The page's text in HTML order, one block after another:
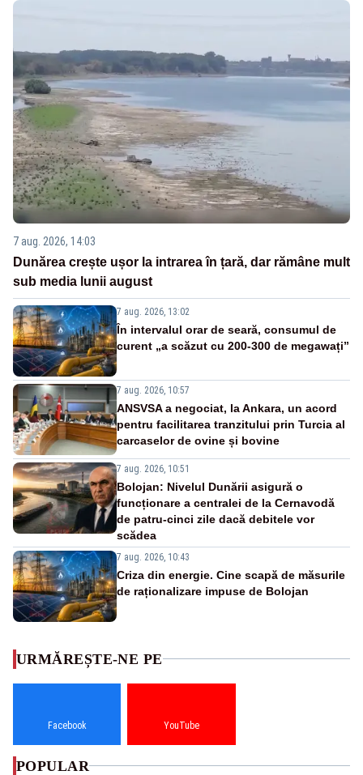
7 aug. 2026, 14:03
Dunărea crește ușor la intrarea în țară, dar rămâne mult
sub media lunii august
7 aug. 2026, 13:02
În intervalul orar de seară, consumul de
curent „a scăzut cu 200-300 de megawați”
7 aug. 2026, 10:57
ANSVSA a negociat, la Ankara, un acord
pentru facilitarea tranzitului prin Turcia al
carcaselor de ovine și bovine
7 aug. 2026, 10:51
Bolojan: Nivelul Dunării asigură o
funcționare a centralei de la Cernavodă
de patru-cinci zile dacă debitele vor
scădea
7 aug. 2026, 10:43
Criza din energie. Cine scapă de măsurile
de raționalizare impuse de Bolojan
URMĂREȘTE-NE PE
Facebook YouTube
POPULAR